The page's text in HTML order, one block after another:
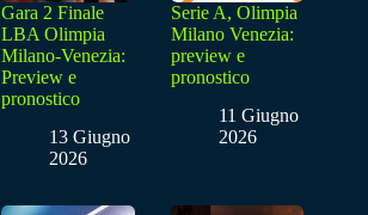
Gara 2 Finale
LBA Olimpia
Milano-Venezia:
Preview e
pronostico
13 Giugno
2026
Serie A, Olimpia
Milano Venezia:
preview e
pronostico
11 Giugno
2026